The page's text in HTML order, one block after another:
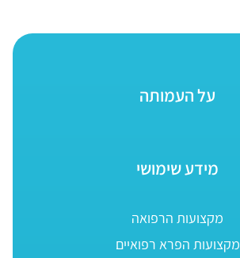
על העמותה
מידע שימושי
מקצועות הרפואה
מקצועות הפרא רפואיים